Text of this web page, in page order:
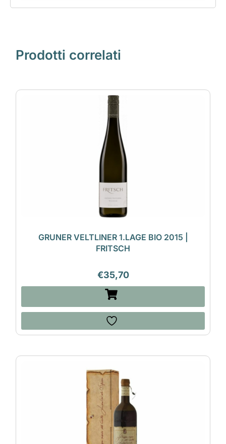
Prodotti correlati
GRUNER VELTLINER 1.LAGE BIO 2015 |
FRITSCH
€35,70